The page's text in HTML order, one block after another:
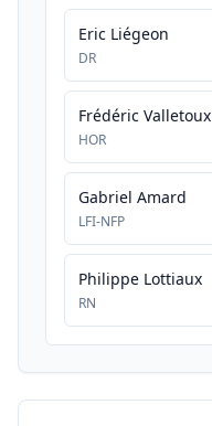
Eric Liégeon
DR
Frédéric Valletoux
HOR
Gabriel Amard
LFI-NFP
Philippe Lottiaux
RN